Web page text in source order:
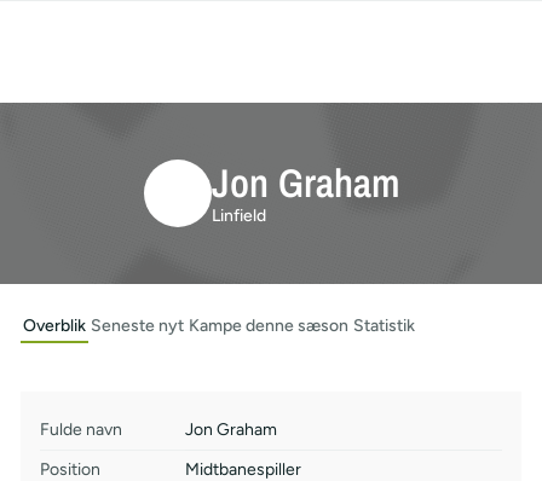
Jon Graham
Linfield
Overblik Seneste nyt Kampe denne sæson Statistik
Fulde navn
Jon Graham
Position
Midtbanespiller